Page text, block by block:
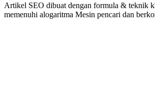
Artikel SEO dibuat dengan formula & teknik
memenuhi alogaritma Mesin pencari dan